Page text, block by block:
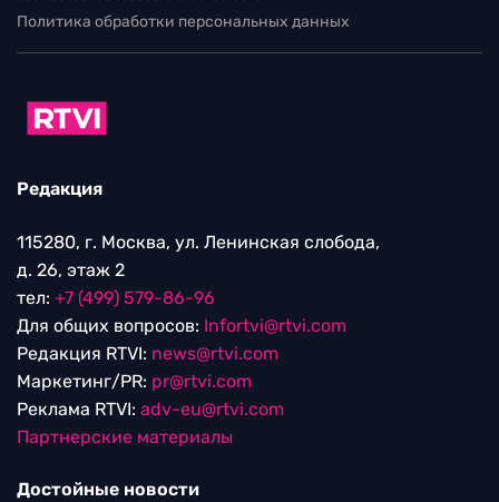
Политика обработки персональных данных
Редакция
115280, г. Москва, ул. Ленинская слобода,
д. 26, этаж 2
тел: +7 (499) 579-86-96
Для общих вопросов: Infortvi@rtvi.com
Редакция RTVI: news@rtvi.com
Маркетинг/PR: pr@rtvi.com
Реклама RTVI: adv-eu@rtvi.com
Партнерские материалы
Достойные новости